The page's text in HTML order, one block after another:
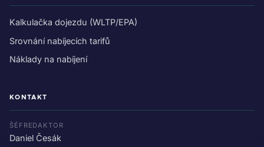
Kalkulačka dojezdu (WLTP/EPA)
Srovnání nabíjecích tarifů
Náklady na nabíjení
KONTAKT
ŠÉFREDAKTOR
Daniel Česák